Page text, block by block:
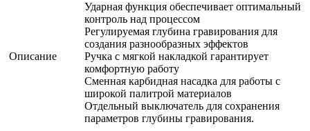
Описание
Ударная функция обеспечивает оптимальный
контроль над процессом
Регулируемая глубина гравирования для
создания разнообразных эффектов
Ручка с мягкой накладкой гарантирует
комфортную работу
Сменная карбидная насадка для работы с
широкой палитрой материалов
Отдельный выключатель для сохранения
параметров глубины гравирования.